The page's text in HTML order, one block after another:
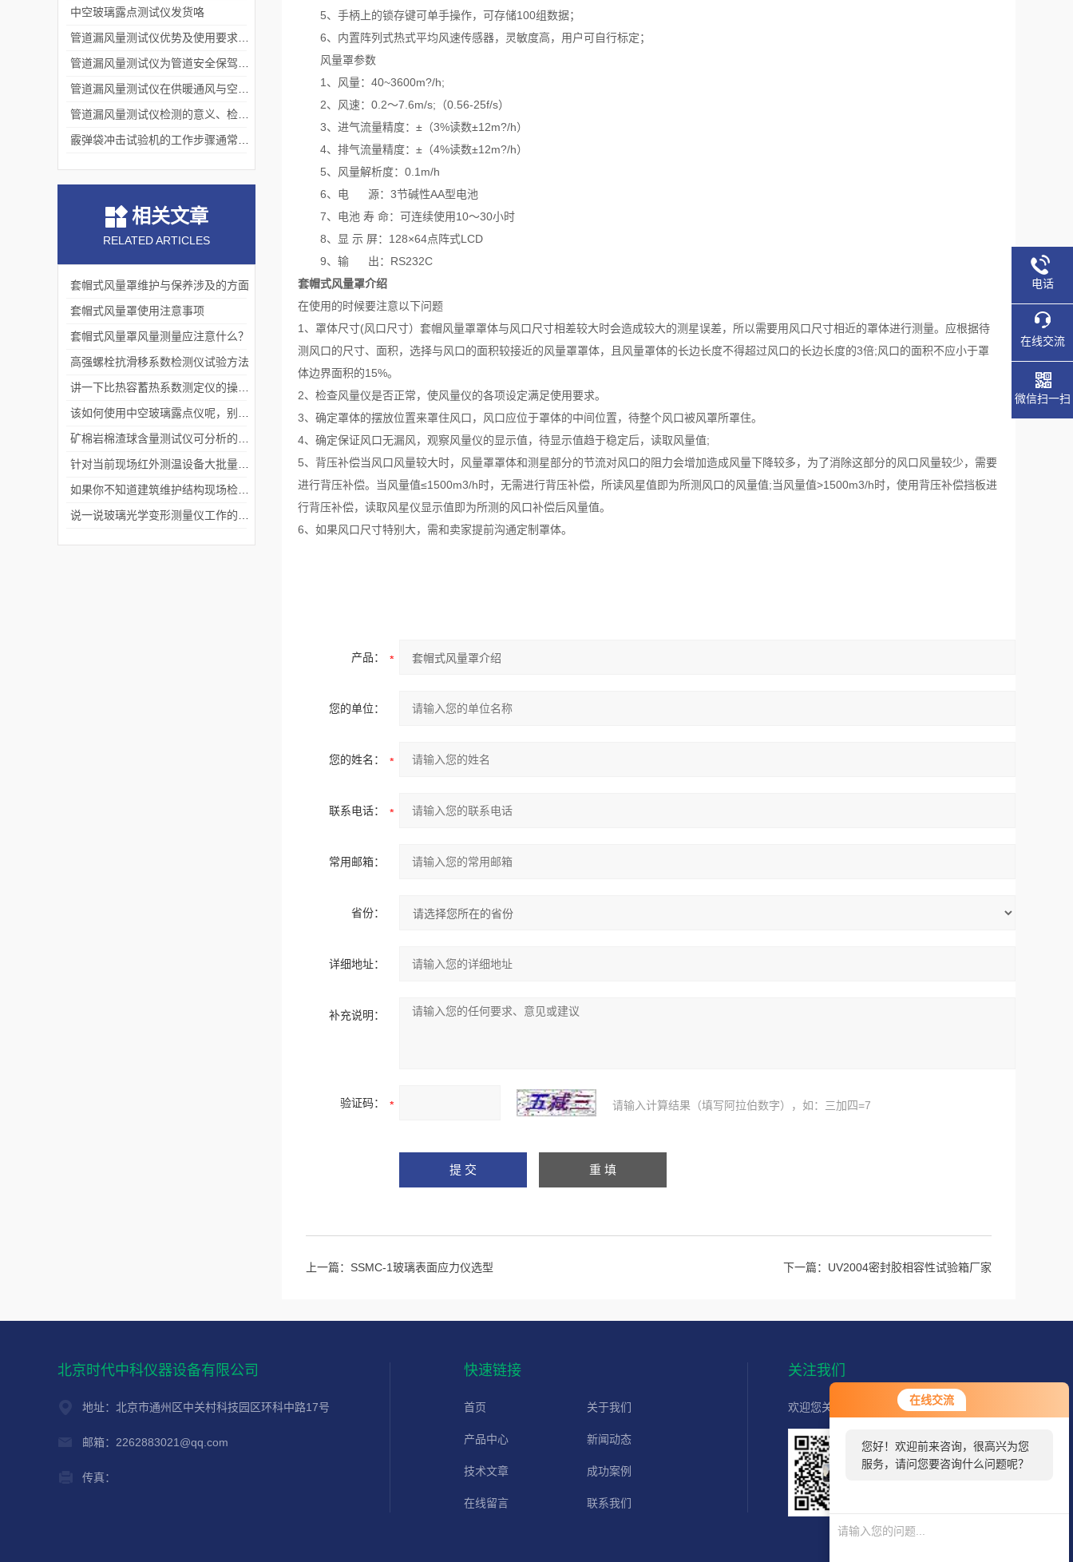
在线交流
您好！欢迎前来咨询，很高兴为您
服务，请问您要咨询什么问题呢？
您好，看您停留很久了，是否找到
了需求产品，您可以直接在线与我
5、手柄上的锁存键可单手操作，可存储100组数据；
6、内置阵列式热式平均风速传感器，灵敏度高，用户可自行标定；
风量罩参数
1、风量：40~3600m?/h;
2、风速：0.2～7.6m/s;（0.56-25f/s）
3、进气流量精度：±（3%读数±12m?/h）
4、排气流量精度：±（4%读数±12m?/h）
5、风量解析度：0.1m/h
6、电 源：3节碱性AA型电池
7、电池 寿 命：可连续使用10～30小时
8、显 示 屏：128×64点阵式LCD
9、输 出：RS232C
套帽式风量罩介绍
在使用的时候要注意以下问题
1、罩体尺寸(风口尺寸）套帽风量罩罩体与风口尺寸相差较大时会造成较大的测星误差，所以需要用风口尺寸相近的罩体进行测量。应根据待
测风口的尺寸、面积，选择与风口的面积较接近的风量罩罩体，且风量罩体的长边长度不得超过风口的长边长度的3倍;风口的面积不应小于罩
体边界面积的15%。
2、检查风量仪是否正常，使风量仪的各项设定满足使用要求。
3、确定罩体的摆放位置来罩住风口，风口应位于罩体的中间位置，待整个风口被风罩所罩住。
4、确定保证风口无漏风，观察风量仪的显示值，待显示值趋于稳定后，读取风量值;
5、背压补偿当风口风量较大时，风量罩罩体和测星部分的节流对风口的阻力会增加造成风量下降较多，为了消除这部分的风口风量较少，需要
进行背压补偿。当风量值≤1500m3/h时，无需进行背压补偿，所读风星值即为所测风口的风量值;当风量值>1500m3/h时，使用背压补偿挡板进
行背压补偿，读取风星仪显示值即为所测的风口补偿后风量值。
6、如果风口尺寸特别大，需和卖家提前沟通定制罩体。
产品：
您的单位：
您的姓名：
联系电话：
常用邮箱：
省份：
详细地址：
补充说明：
验证码： 请输入计算结果（填写阿拉伯数字），如：三加四=7
上一篇： SSMC-1玻璃表面应力仪选型 下一篇： UV2004密封胶相容性试验箱厂家
中空玻璃露点测试仪发货咯
相关文章
RELATED ARTICLES
套帽式风量罩维护与保养涉及的方面
套帽式风量罩使用注意事项
套帽式风量罩风量测量应注意什么？
高强螺栓抗滑移系数检测仪试验方法
北京时代中科仪器设备有限公司
地址：北京市通州区中关村科技园区环科中路17号
邮箱：2262883021@qq.com
传真：
快速链接
首页 关于我们
产品中心 新闻动态
技术文章 成功案例
在线留言 联系我们
关注我们
欢迎您关注我们的微信公众号了解更多信息：
电话
在线交流
微信扫一扫